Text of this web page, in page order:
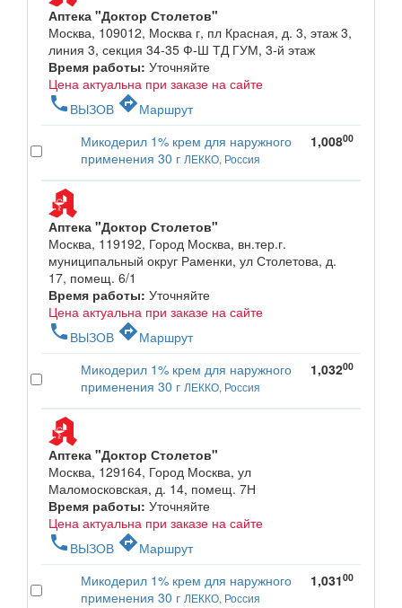
Аптека "Доктор Столетов"
Москва, 109012, Москва г, пл Красная, д. 3, этаж 3,
линия 3, секция 34-35 Ф-Ш ТД ГУМ, 3-й этаж
Время работы: Уточняйте
Цена актуальна при заказе на сайте
phone ВЫЗОВ directionsМаршрут
Микодерил 1% крем для наружного
применения 30 г ЛЕККО, Россия
1,00800
Аптека "Доктор Столетов"
Москва, 119192, Город Москва, вн.тер.г.
муниципальный округ Раменки, ул Столетова, д.
17, помещ. 6/1
Время работы: Уточняйте
Цена актуальна при заказе на сайте
phone ВЫЗОВ directionsМаршрут
Микодерил 1% крем для наружного
применения 30 г ЛЕККО, Россия
1,03200
Аптека "Доктор Столетов"
Москва, 129164, Город Москва, ул
Маломосковская, д. 14, помещ. 7Н
Время работы: Уточняйте
Цена актуальна при заказе на сайте
phone ВЫЗОВ directionsМаршрут
Микодерил 1% крем для наружного
применения 30 г ЛЕККО, Россия
1,03100